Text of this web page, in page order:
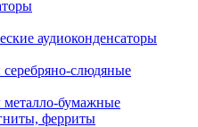
аудиоконденсаторы
слюдяные
металло-бумажные
ферриты